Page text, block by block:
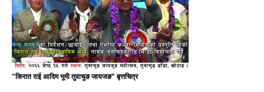
"किरात राई आदिम भूमी तुवाचुङ जायजङ" बृत्तचित्र